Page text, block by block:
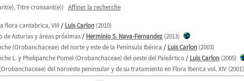
Titre croissant(e)) Affiner la recherche
flora cantabrica, VIII/ Luis Carlon (2010)
de Asturias y áreas próximas/ Herminio S. Nava-Fernandez (2013)
(Orobanchaceae) del norte y este de la Península Ibérica / Luis Carlon (2003)
L. y Phelipanche Pomel (Orobanchaceae) del oeste del Paleártico/ Luis Carlon (2005)
del noroeste peninsular y de su tratamiento en Flora Iberica vol. XIV (2001)